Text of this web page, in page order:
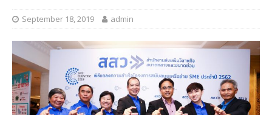
September 18, 2019 admin